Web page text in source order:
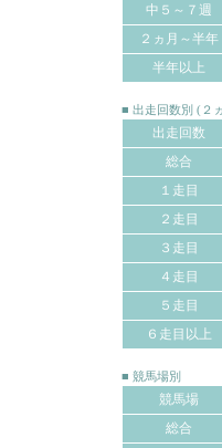
中５～７週
２ヵ月～半年
半年以上
■ 出走回数別 (２
出走回数
総合
１走目
２走目
３走目
４走目
５走目
６走目以上
■ 競馬場別
競馬場
総合